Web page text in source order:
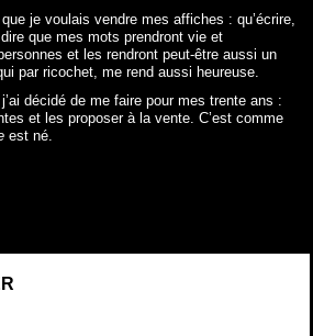
je voulais vendre mes affiches : qu’écrire,
que mes mots prendront vie et
et les rendront peut-être aussi un
par ricochet, me rend aussi heureuse.
décidé de me faire pour mes trente ans :
et les proposer à la vente. C’est comme
est né.